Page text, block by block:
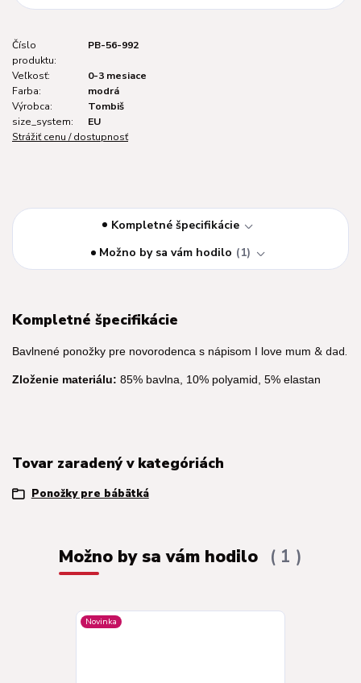
Číslo
produktu:
PB-56-992
Veľkosť:
0-3 mesiace
Farba:
modrá
Výrobca:
Tombiš
size_system:
EU
Strážiť cenu / dostupnosť
Kompletné špecifikácie
Možno by sa vám hodilo
1
Kompletné špecifikácie
Bavlnené ponožky pre novorodenca s nápisom I love mum & dad.
Zloženie materiálu: 85% bavlna, 10% polyamid, 5% elastan
Tovar zaradený v kategóriách
Ponožky pre bábätká
Možno by sa vám hodilo 1
Novinka